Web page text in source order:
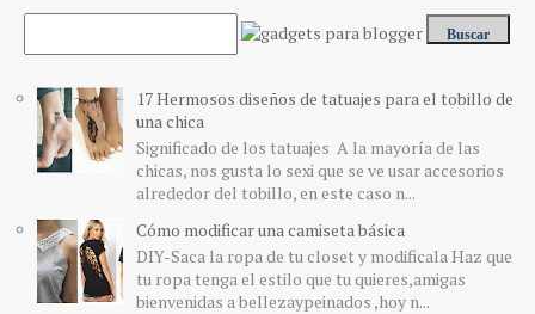
17 Hermosos diseños de tatuajes para el tobillo de
una chica
Significado de los tatuajes A la mayoría de las
chicas, nos gusta lo sexi que se ve usar accesorios
alrededor del tobillo, en este caso n...
Cómo modificar una camiseta básica
DIY-Saca la ropa de tu closet y modificala Haz que
tu ropa tenga el estilo que tu quieres,amigas
bienvenidas a bellezaypeinados ,hoy n...